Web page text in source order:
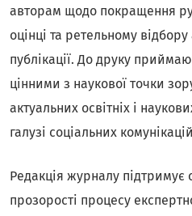
авторам щодо покращення
оцінці та ретельному
публікації. До друку
цінними з наукової точки
актуальних освітніх і
галузі соціальних
Редакція журналу підтримує
прозорості процесу